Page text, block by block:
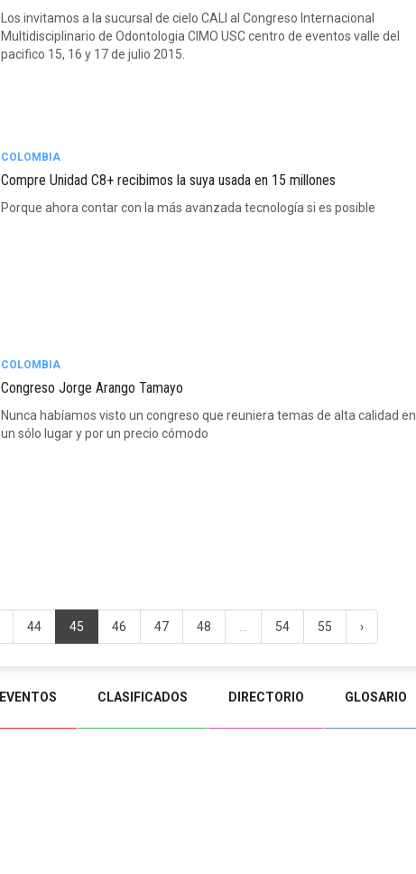
Los invitamos a la sucursal de cielo CALI al Congreso Internacional
Multidisciplinario de Odontologia CIMO USC centro de eventos valle del
pacifico 15, 16 y 17 de julio 2015.
COLOMBIA
Compre Unidad C8+ recibimos la suya usada en 15 millones
Porque ahora contar con la más avanzada tecnología si es posible
COLOMBIA
Congreso Jorge Arango Tamayo
Nunca habíamos visto un congreso que reuniera temas de alta calidad en
un sólo lugar y por un precio cómodo
44 45 46 47 48 54 55 ›
EVENTOS CLASIFICADOS DIRECTORIO GLOSARIO